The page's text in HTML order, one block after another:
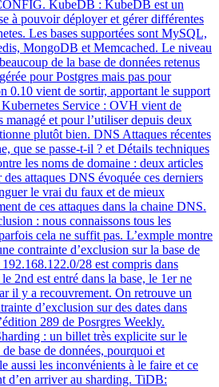
KubeDB : KubeDB est un
à pouvoir déployer et gérer différentes
Les bases supportées sont MySQL,
MongoDB et Memcached. Le niveau
de la base de données retenus
pour Postgres mais pas pour
0.10 vient de sortir, apportant le support
Service : OVH vient de
managé et pour l’utiliser depuis deux
plutôt bien. DNS Attaques récentes
que se passe-t-il ? et Détails techniques
les noms de domaine : deux articles
attaques DNS évoquée ces derniers
le vrai du faux et de mieux
de ces attaques dans la chaine DNS.
: nous connaissons tous les
cela ne suffit pas. L’exmple montre
contrainte d’exclusion sur la base de
28 est compris dans
2nd est entré dans la base, le 1er ne
il y a recouvrement. On retrouve un
d’exclusion sur des dates dans
289 de Posrgres Weekly.
: un billet très explicite sur le
base de données, pourquoi et
aussi les inconvénients à le faire et ce
d’en arriver au sharding. TiDB: